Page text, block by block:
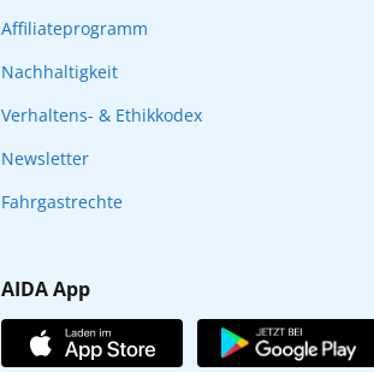
Affiliateprogramm
Nachhaltigkeit
Verhaltens- & Ethikkodex
Newsletter
Fahrgastrechte
AIDA App